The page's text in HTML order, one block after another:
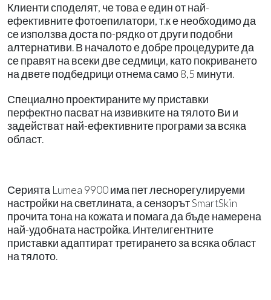
Клиенти споделят, че това е един от най-
ефективните фотоепилатори, т.к е необходимо да
се използва доста по-рядко от други подобни
алтернативи. В началото е добре процедурите да
се правят на всеки две седмици, като покриването
на двете подбедрици отнема само 8,5 минути.
Специално проектираните му приставки
перфектно пасват на извивките на тялото Ви и
задействат най-ефективните програми за всяка
област.
Серията Lumea 9900 има пет леснорегулируеми
настройки на светлината, а сензорът SmartSkin
прочита тона на кожата и помага да бъде намерена
най-удобната настройка. Интелигентните
приставки адаптират третирането за всяка област
на тялото.